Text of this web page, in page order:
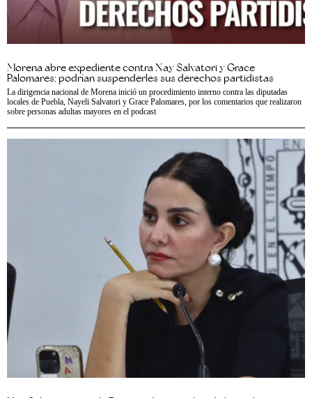
Morena abre expediente contra Nay Salvatori y Grace
Palomares; podrían suspenderles sus derechos partidistas
La dirigencia nacional de Morena inició un procedimiento interno contra las diputadas
locales de Puebla, Nayeli Salvatori y Grace Palomares, por los comentarios que realizaron
sobre personas adultas mayores en el podcast